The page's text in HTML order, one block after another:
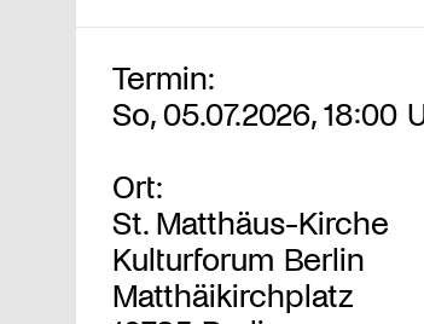
Termin:
So, 05.07.2026, 18:00
Ort:
St. Matthäus-Kirche
Kulturforum Berlin
Matthäikirchplatz